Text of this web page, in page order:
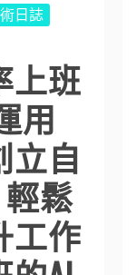
日誌
上班
用
立自
鬆
工作